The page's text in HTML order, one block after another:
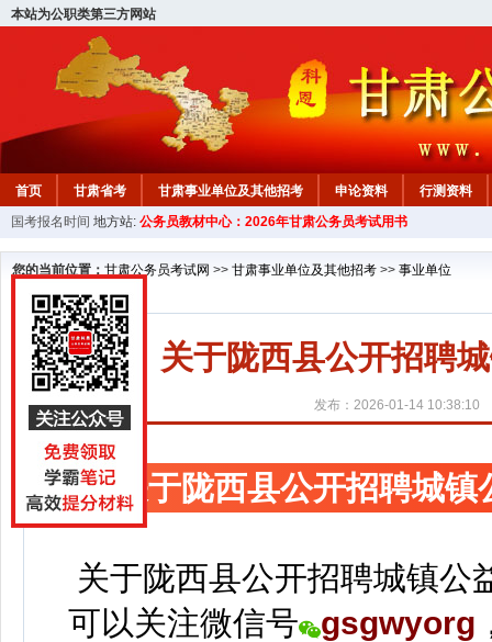
本站为公职类第三方网站
首页 甘肃省考 甘肃事业单位及其他招考 申论资料
行测资料
国考报名时间 地方站: 公务员教材中心：2026年甘肃公务员考试用书
您的当前位置： 甘肃公务员考试网 >> 甘肃事业单位及其他招考 >> 事业单位
关于陇西县公开招聘
发布：2026-01-14 10:38:10
关于陇西县公开招聘城
关于陇西县公开招聘城镇公
可以关注微信号 gsgwyorg